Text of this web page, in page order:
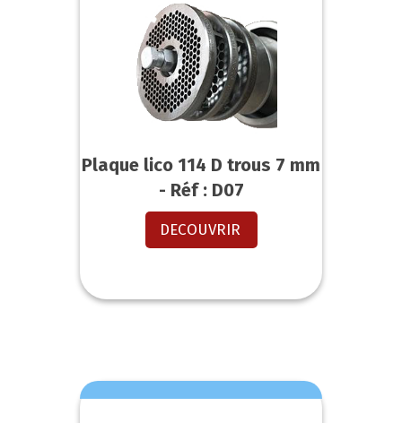
Plaque lico 114 D trous 7 mm
- Réf : D07
DECOUVRIR